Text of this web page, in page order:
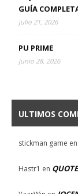
GUÍA
julio 21, 2026
PU PRIME
junio 28, 2026
ULTIMOS
stickman game en
Hastr1 en